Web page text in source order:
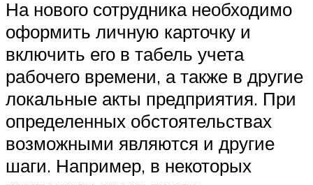
На нового сотрудника необходимо
оформить личную карточку и
включить его в табель учета
рабочего времени, а также в другие
локальные акты предприятия. При
определенных обстоятельствах
возможными являются и другие
шаги. Например, в некоторых